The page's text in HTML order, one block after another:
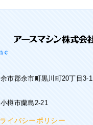
市郡余市町黒川町20丁目3-1
樽市蘭島2-21
イバシーポリシー